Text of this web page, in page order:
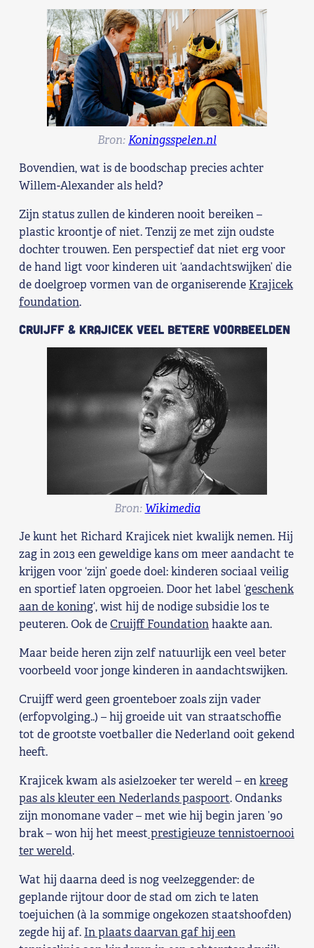
Bron:Koningsspelen.nl
Bovendien, wat is de boodschap precies achter
Willem-Alexander als held?
Zijn status zullen de kinderen nooit bereiken –
plastic kroontje of niet. Tenzij ze met zijn oudste
dochter trouwen. Een perspectief dat niet erg voor
de hand ligt voor kinderen uit ‘aandachtswijken’ die
de doelgroep vormen van de organiserende Krajicek
foundation.
Cruijff & Krajicek veel betere voorbeelden
Bron: Wikimedia
Je kunt het Richard Krajicek niet kwalijk nemen. Hij
zag in 2013 een geweldige kans om meer aandacht te
krijgen voor ‘zijn’ goede doel: kinderen sociaal veilig
en sportief laten opgroeien. Door het label ‘geschenk
aan de koning‘, wist hij de nodige subsidie los te
peuteren. Ook deCruijff Foundationhaakte aan.
Maar beide heren zijn zelf natuurlijk een veel beter
voorbeeld voor jonge kinderen in aandachtswijken.
Cruijff werd geen groenteboer zoals zijn vader
(erfopvolging..) – hij groeide uit van straatschoffie
tot de grootste voetballer die Nederland ooit gekend
heeft.
Krajicek kwam als asielzoeker ter wereld – enkreeg
pas als kleuter een Nederlands paspoort. Ondanks
zijn monomane vader – met wie hij begin jaren ’90
brak – won hij het meest prestigieuze tennistoernooi
ter wereld.
Wat hij daarna deed is nog veelzeggender: de
geplande rijtour door de stad om zich te laten
toejuichen (à la sommige ongekozen staatshoofden)
zegde hij af. In plaats daarvan gaf hij een